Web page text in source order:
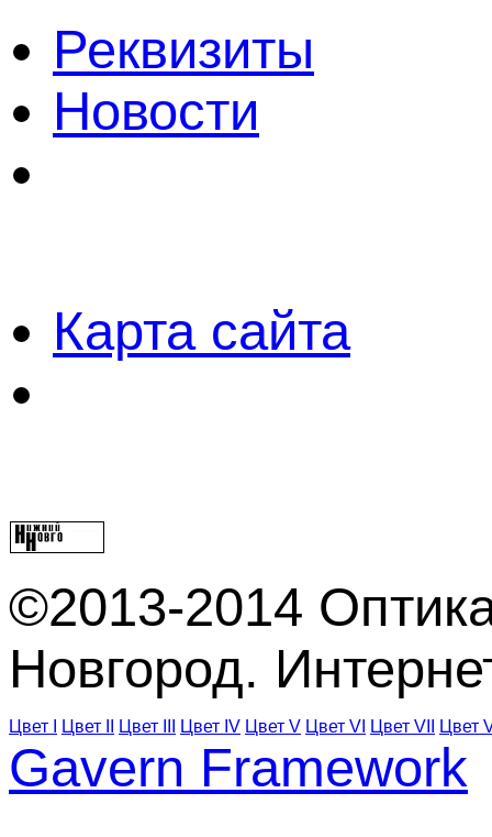
Реквизиты
Новости
Карта сайта
©2013-2014
Новгород.
Цвет I Цвет II Цвет III Цвет IV Цвет V Цвет VI Цвет VII Цвет
Gavern Framework